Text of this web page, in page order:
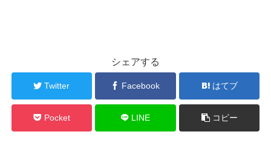
シェアする
Twitter Facebook はてブ
Pocket LINE コピー